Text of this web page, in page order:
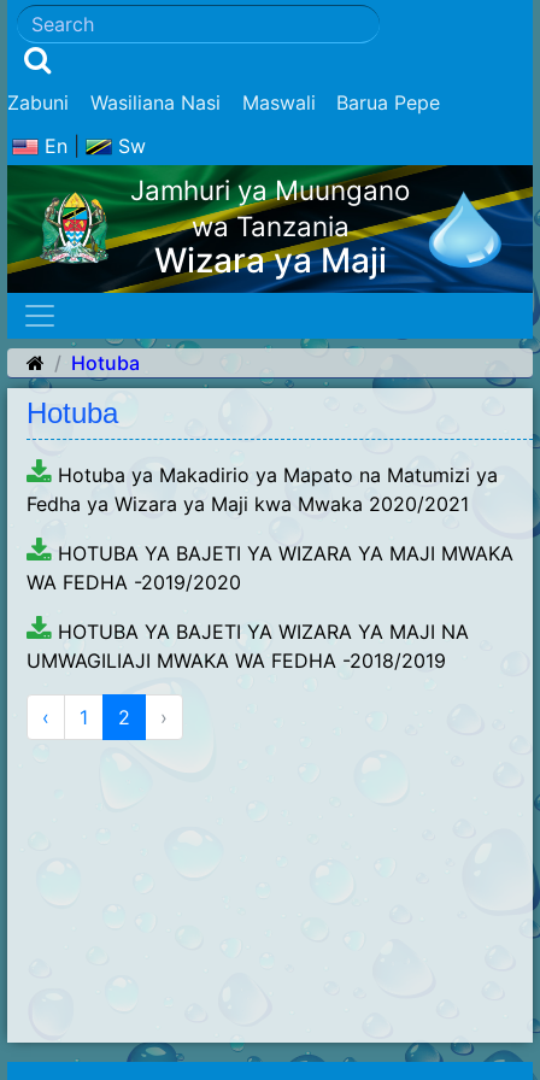
Zabuni Wasiliana Nasi Maswali
Barua Pepe
En
Sw
Jamhuri ya Muungano
wa Tanzania
Wizara ya Maji
Hotuba
Hotuba
Hotuba ya Makadirio ya Mapato na Matumizi ya
Fedha ya Wizara ya Maji kwa Mwaka 2020/2021
HOTUBA YA BAJETI YA WIZARA YA MAJI MWAKA
WA FEDHA -2019/2020
HOTUBA YA BAJETI YA WIZARA YA MAJI NA
UMWAGILIAJI MWAKA WA FEDHA -2018/2019
‹ 1 2 ›